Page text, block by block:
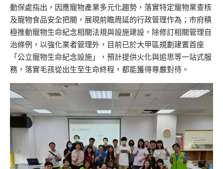
動保處指出，因應寵物產業多元化趨勢，落實特定寵物業查核
及寵物食品安全把關，展現前瞻周延的行政管理作為；市府積
極推動寵物生命紀念相關法規與設施建設，除修訂相關管理自
治條例，以強化業者管理外，目前已於大甲區規劃建置首座
「公立寵物生命紀念設施」，預計提供火化與追思等一站式服
務，落實毛孩從出生至生命終程，都能獲得尊嚴對待。